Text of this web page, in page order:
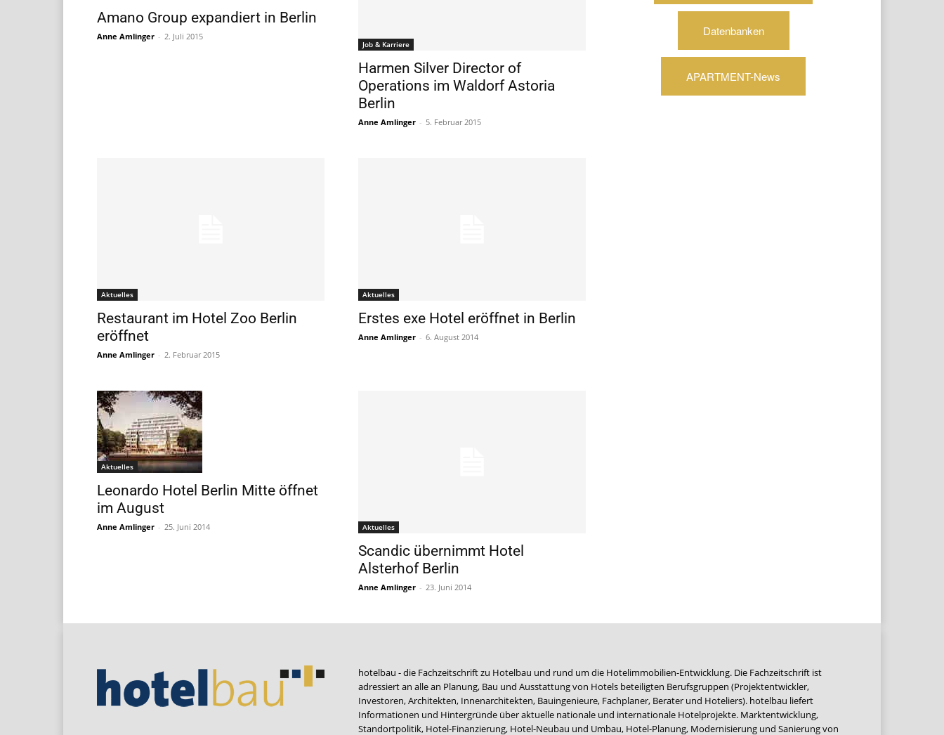
Amano Group expandiert in Berlin
Anne Amlinger - 2. Juli 2015
Job & Karriere
Harmen Silver Director of
Operations im Waldorf Astoria
Berlin
Anne Amlinger - 5. Februar 2015
Aktuelles
Restaurant im Hotel Zoo Berlin
eröffnet
Anne Amlinger - 2. Februar 2015
Aktuelles
Erstes exe Hotel eröffnet in Berlin
Anne Amlinger - 6. August 2014
Aktuelles
Leonardo Hotel Berlin Mitte öffnet
im August
Anne Amlinger - 25. Juni 2014 Aktuelles
Scandic übernimmt Hotel
Alsterhof Berlin
Anne Amlinger - 23. Juni 2014
Datenbanken
APARTMENT-News
hotelbau - die Fachzeitschrift zu Hotelbau und rund um die Hotelimmobilien-Entwicklung. Die Fachzeitschrift ist
adressiert an alle an Planung, Bau und Ausstattung von Hotels beteiligten Berufsgruppen (Projektentwickler,
Investoren, Architekten, Innenarchitekten, Bauingenieure, Fachplaner, Berater und Hoteliers). hotelbau liefert
Informationen und Hintergründe über aktuelle nationale und internationale Hotelprojekte. Marktentwicklung,
Standortpolitik, Hotel-Finanzierung, Hotel-Neubau und Umbau, Hotel-Planung, Modernisierung und Sanierung von